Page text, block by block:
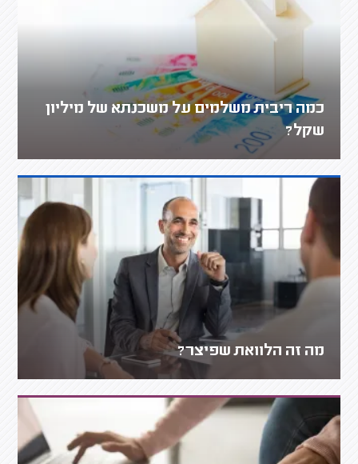
כמה ריבית משלמים על משכנתא של מיליון
שקל?
מה זה הלוואת שפיצר?